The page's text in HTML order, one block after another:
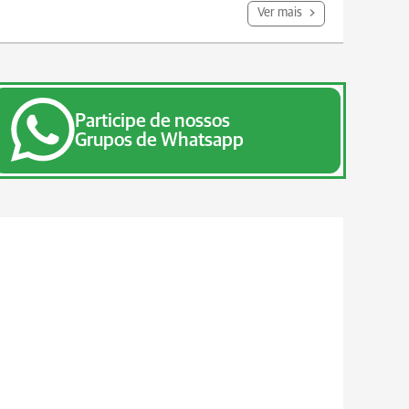
Ver mais
Participe de nossos
Grupos de Whatsapp